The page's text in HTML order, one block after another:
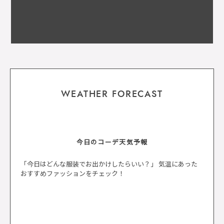
WEATHER FORECAST
今日のコーデ天気予報
「今日はどんな服装でお出かけしたらいい？」 気温にあった
おすすめファッションをチェック！